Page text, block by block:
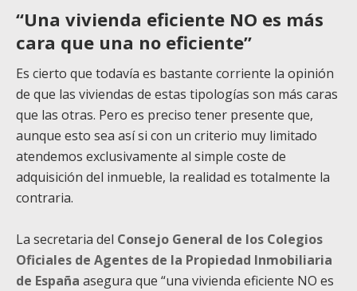
“Una vivienda eficiente NO es más
cara que una no eficiente”
Es cierto que todavía es bastante corriente la opinión
de que las viviendas de estas tipologías son más caras
que las otras. Pero es preciso tener presente que,
aunque esto sea así si con un criterio muy limitado
atendemos exclusivamente al simple coste de
adquisición del inmueble, la realidad es totalmente la
contraria.
La secretaria del Consejo General de los Colegios
Oficiales de Agentes de la Propiedad Inmobiliaria
de España asegura que “una vivienda eficiente NO es